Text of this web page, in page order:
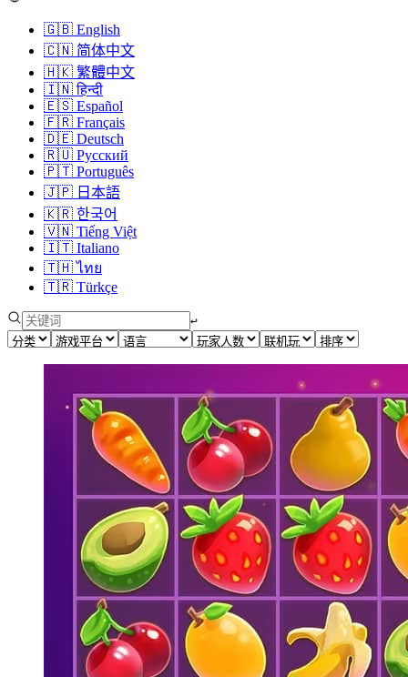
🇬🇧 English
🇨🇳 简体中文
🇭🇰 繁體中文
🇮🇳 हिन्दी
🇪🇸 Español
🇫🇷 Français
🇩🇪 Deutsch
🇷🇺 Русский
🇵🇹 Português
🇯🇵 日本語
🇰🇷 한국어
🇻🇳 Tiếng Việt
🇮🇹 Italiano
🇹🇭 ไทย
🇹🇷 Türkçe
↩︎